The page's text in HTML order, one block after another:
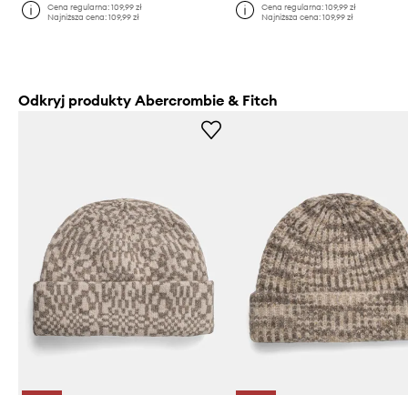
Cena regularna:109,99 zł
Najniższa cena:109,99 zł
Cena regularna: 109,99 zł
Najniższa cena: 109,99 zł
Odkryj produkty Abercrombie & Fitch